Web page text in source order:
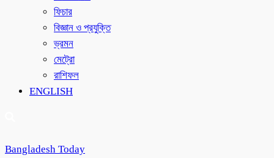
ফিচার
বিজ্ঞান ও প্রযুক্তি
ভ্রমন
মেট্রো
রাশিফল
ENGLISH
Bangladesh Today